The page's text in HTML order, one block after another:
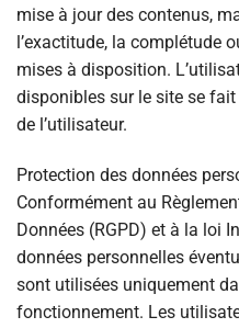
mise à jour des contenus,
l’exactitude, la complétude
mises à disposition.
disponibles sur le site se
de l’utilisateur.
Protection des données
Conformément au
Données (RGPD) et à la loi
données personnelles
sont utilisées uniquement
fonctionnement. Les